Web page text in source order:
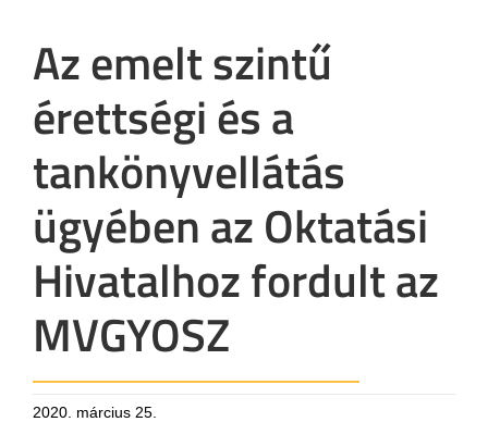
Az emelt szintű
érettségi és a
tankönyvellátás
ügyében az Oktatási
Hivatalhoz fordult az
MVGYOSZ
2020. március 25.